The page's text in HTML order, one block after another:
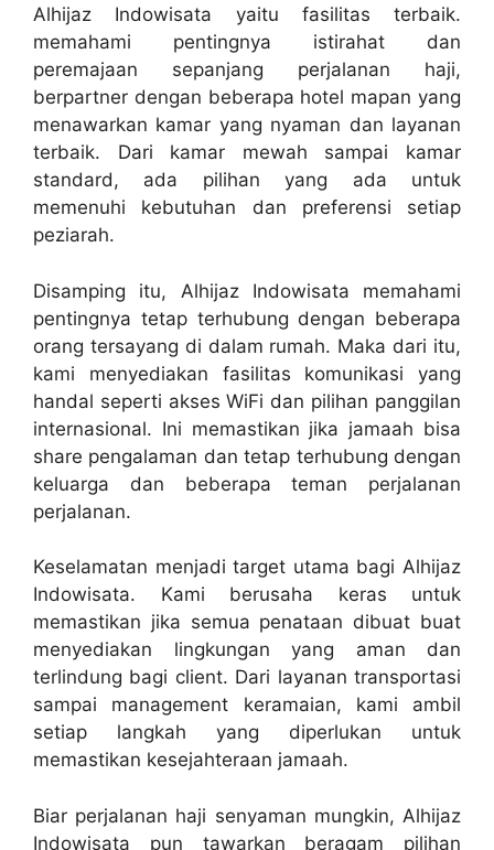
Alhijaz Indowisata yaitu fasilitas terbaik.
memahami pentingnya istirahat dan
peremajaan sepanjang perjalanan haji,
berpartner dengan beberapa hotel mapan yang
menawarkan kamar yang nyaman dan layanan
terbaik. Dari kamar mewah sampai kamar
standard, ada pilihan yang ada untuk
memenuhi kebutuhan dan preferensi setiap
peziarah.
Disamping itu, Alhijaz Indowisata memahami
pentingnya tetap terhubung dengan beberapa
orang tersayang di dalam rumah. Maka dari itu,
kami menyediakan fasilitas komunikasi yang
handal seperti akses WiFi dan pilihan panggilan
internasional. Ini memastikan jika jamaah bisa
share pengalaman dan tetap terhubung dengan
keluarga dan beberapa teman perjalanan
perjalanan.
Keselamatan menjadi target utama bagi Alhijaz
Indowisata. Kami berusaha keras untuk
memastikan jika semua penataan dibuat buat
menyediakan lingkungan yang aman dan
terlindung bagi client. Dari layanan transportasi
sampai management keramaian, kami ambil
setiap langkah yang diperlukan untuk
memastikan kesejahteraan jamaah.
Biar perjalanan haji senyaman mungkin, Alhijaz
Indowisata pun tawarkan beragam pilihan